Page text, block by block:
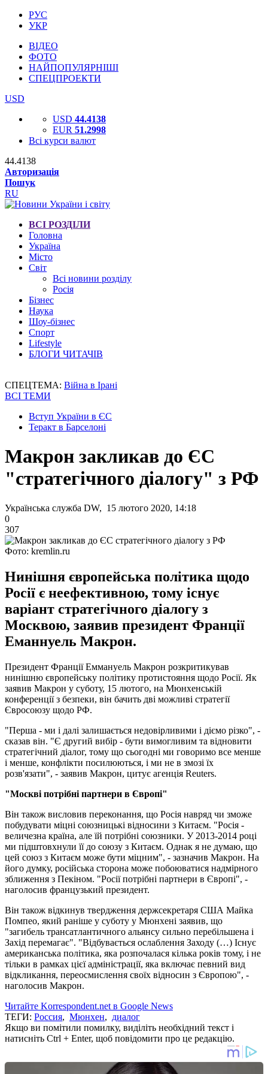
РУС
УКР
ВІДЕО
ФОТО
НАЙПОПУЛЯРНІШІ
СПЕЦПРОЕКТИ
USD
USD 44.4138
EUR 51.2998
Всі курси валют
44.4138
Авторизація
Пошук
RU
ВСІ РОЗДІЛИ
Головна
Україна
Місто
Світ
Всі новини розділу
Росія
Бізнес
Наука
Шоу-бізнес
Спорт
Lifestyle
БЛОГИ ЧИТАЧІВ
СПЕЦТЕМА: Війна в Ірані
ВСІ ТЕМИ
Вступ України в ЄС
Теракт в Барселоні
Макрон закликав до ЄС
"стратегічного діалогу" з РФ
Українська служба DW, 15 лютого 2020, 14:18
0
307
Фото: kremlin.ru
Нинішня європейська політика щодо
Росії є неефективною, тому існує
варіант стратегічного діалогу з
Москвою, заявив президент Франції
Еманнуель Макрон.
Президент Франції Еммануель Макрон розкритикував
нинішню є​​​​​​вропейську політику протистояння щодо Росії. Як
заявив Макрон у суботу, 15 лютого, на Мюнхенській
конференції з безпеки, він бачить дві можливі стратегії
Євросоюзу щодо РФ.
"Перша - ми і далі залишається недовірливими і діємо різко", -
сказав він. "Є другий вибір - бути вимогливим та відновити
стратегічний діалог, тому що сьогодні ми говоримо все менше
і менше, конфлікти посилюються, і ми не в змозі їх
розв'язати", - заявив Макрон, цитує агенція Reuters.
"Москві потрібні партнери в Європі"
Він також висловив переконання, що Росія навряд чи зможе
побудувати міцні союзницькі відносини з Китаєм. "Росія -
величезна країна, але їй потрібні союзники. У 2013-2014 році
ми підштовхнули її до союзу з Китаєм. Однак я не думаю, що
цей союз з Китаєм може бути міцним", - зазначив Макрон. На
його думку, російська сторона може побоюватися надмірного
зближення з Пекіном. "Росії потрібні партнери в Європі", -
наголосив французький президент.
Він також відкинув твердження держсекретаря США Майка
Помпео, який раніше у суботу у Мюнхені заявив, що
"загибель трансатлантичного альянсу сильно перебільшена і
Захід перемагає". "Відбувається ослаблення Заходу (…) Існує
американська політика, яка розпочалася кілька років тому, і не
тільки в рамках цієї адміністрації, яка включає певний вид
відкликання, переосмислення своїх відносин з Європою", -
наголосив Макрон.
Читайте Korrespondent.net в Google News
ТЕГИ: Россия, Мюнхен, диалог
Якщо ви помітили помилку, виділіть необхідний текст і
натисніть Ctrl + Enter, щоб повідомити про це редакцію.